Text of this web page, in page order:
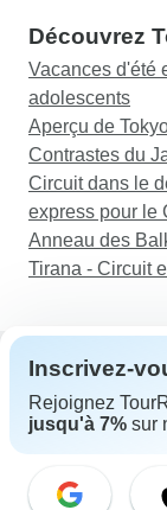
Découvrez
Vacances d'été
adolescents
Aperçu de
Contrastes du
Circuit dans le
express pour le
Anneau des
Tirana - Circuit
Assistance
Contactez-nous
E-mail:
Sélectionnez la
Inscrivez-
Rejoignez
jusqu'à 7% sur